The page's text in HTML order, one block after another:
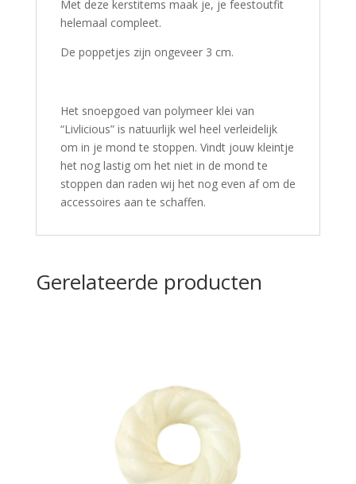
Met deze kerstitems maak je, je feestoutfit
helemaal compleet.
De poppetjes zijn ongeveer 3 cm.
Het snoepgoed van polymeer klei van
“Livlicious” is natuurlijk wel heel verleidelijk
om in je mond te stoppen. Vindt jouw kleintje
het nog lastig om het niet in de mond te
stoppen dan raden wij het nog even af om de
accessoires aan te schaffen.
Gerelateerde producten